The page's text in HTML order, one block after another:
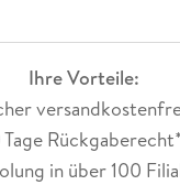
Ihre Vorteile:
Tage
in über 100